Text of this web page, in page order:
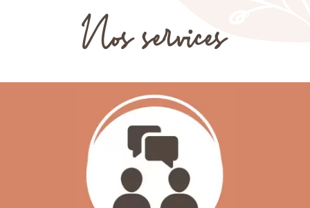
Nos services